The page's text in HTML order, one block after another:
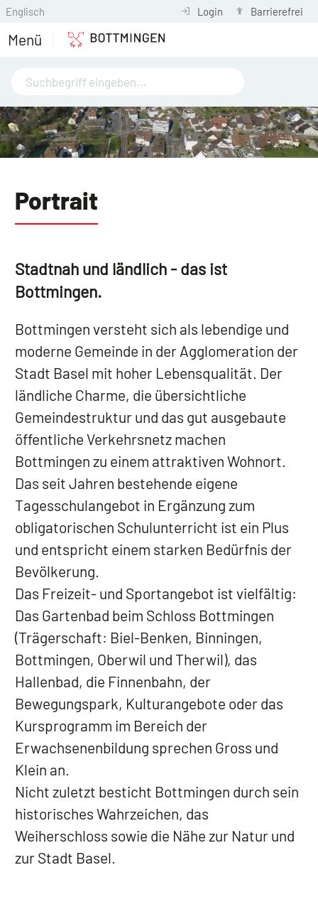
Englisch Login Barrierefrei
Menü
Portrait
Stadtnah und ländlich - das ist
Bottmingen.
Bottmingen versteht sich als lebendige und
moderne Gemeinde in der Agglomeration der
Stadt Basel mit hoher Lebensqualität. Der
ländliche Charme, die übersichtliche
Gemeindestruktur und das gut ausgebaute
öffentliche Verkehrsnetz machen
Bottmingen zu einem attraktiven Wohnort.
Das seit Jahren bestehende eigene
Tagesschulangebot in Ergänzung zum
obligatorischen Schulunterricht ist ein Plus
und entspricht einem starken Bedürfnis der
Bevölkerung.
Das Freizeit- und Sportangebot ist vielfältig:
Das Gartenbad beim Schloss Bottmingen
(Trägerschaft: Biel-Benken, Binningen,
Bottmingen, Oberwil und Therwil), das
Hallenbad, die Finnenbahn, der
Bewegungspark, Kulturangebote oder das
Kursprogramm im Bereich der
Erwachsenenbildung sprechen Gross und
Klein an.
Nicht zuletzt besticht Bottmingen durch sein
historisches Wahrzeichen, das
Weiherschloss sowie die Nähe zur Natur und
zur Stadt Basel.